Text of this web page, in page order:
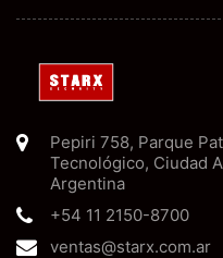
Pepiri 758, Parque
Tecnológico, Ciudad
Argentina
+54 11 2150-8700
ventas@starx.com.ar